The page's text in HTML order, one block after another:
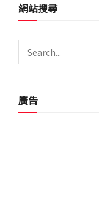
網站搜尋
廣告